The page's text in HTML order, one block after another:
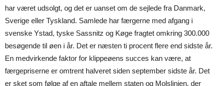
har været udsolgt, og det er uanset om de sejlede fra Danmark,
Sverige eller Tyskland. Samlede har færgerne med afgang i
svenske Ystad, tyske Sassnitz og Køge fragtet omkring 300.000
besøgende til øen i år. Det er næsten ti procent flere end sidste år.
En medvirkende faktor for klippeøens succes kan være, at
færgepriserne er omtrent halveret siden september sidste år. Det
er sket som følge af en aftale mellem staten og Molslinjen, der